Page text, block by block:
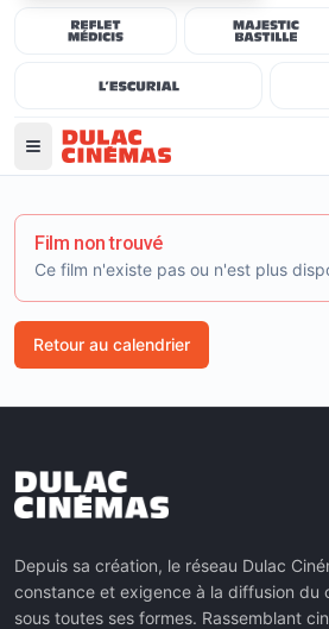
Film non trouvé
Ce film n'existe pas ou n'est plus
Retour au calendrier
Depuis sa création, le réseau Dulac
constance et exigence à la diffusion du
sous toutes ses formes. Rassemblant